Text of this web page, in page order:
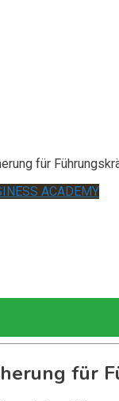
für
ACADEMY
für